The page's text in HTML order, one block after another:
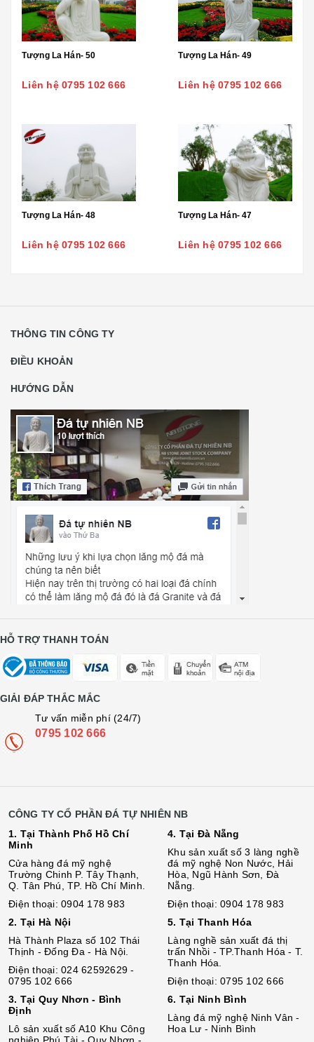
Tượng La Hán- 50
Liên hệ 0795 102 666
Tượng La Hán- 49
Liên hệ 0795 102 666
Tượng La Hán- 48
Liên hệ 0795 102 666
Tượng La Hán- 47
Liên hệ 0795 102 666
THÔNG TIN CÔNG TY
ĐIỀU KHOẢN
HƯỚNG DẪN
HỖ TRỢ THANH TOÁN
GIẢI ĐÁP THẮC MẮC
Tư vấn miễn phí (24/7)
0795 102 666
CÔNG TY CỔ PHẦN ĐÁ TỰ NHIÊN NB
1. Tại Thành Phố Hồ Chí
Minh
Cửa hàng đá mỹ nghệ
Trường Chinh P. Tây Thạnh,
Q. Tân Phú, TP. Hồ Chí Minh.
Điện thoại: 0904 178 983
2. Tại Hà Nội
Hà Thành Plaza số 102 Thái
Thịnh - Đống Đa - Hà Nội.
Điện thoại: 024 62592629 -
0795 102 666
3. Tại Quy Nhơn - Bình
Định
Lô sản xuất số A10 Khu Công
nghiệp Phú Tài - Quy Nhơn -
4. Tại Đà Nẵng
Khu sản xuất số 3 làng nghề
đá mỹ nghệ Non Nước, Hải
Hòa, Ngũ Hành Sơn, Đà
Nẵng.
Điện thoại: 0904 178 983
5. Tại Thanh Hóa
Làng nghề sản xuất đá thị
trấn Nhồi - TP.Thanh Hóa - T.
Thanh Hóa.
Điện thoại: 0795 102 666
6. Tại Ninh Bình
Làng đá mỹ nghệ Ninh Vân -
Hoa Lư - Ninh Bình